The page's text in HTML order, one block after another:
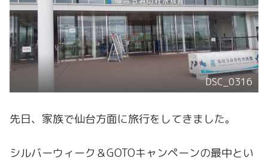
DSC_0316
先日、家族で仙台方面に旅行をしてきました。
シルバーウィーク＆GOTOキャンペーンの最中とい